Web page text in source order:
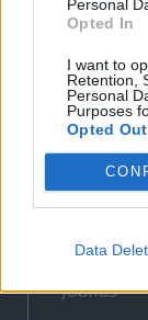
Personal
Opted In
I want to
Retention,
Personal
Purposes
Opted Out
Data
Liget
Krónika
Bihari
Erdélyi
Főtér
Rádió
Jóállás